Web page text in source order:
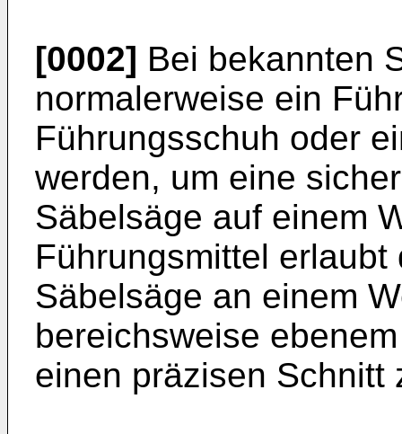
[0002] Bei bekannten
normalerweise ein
Führungsschuh oder
werden, um eine
Säbelsäge auf einem
Führungsmittel
Säbelsäge an einem
bereichsweise
einen präzisen Schnitt